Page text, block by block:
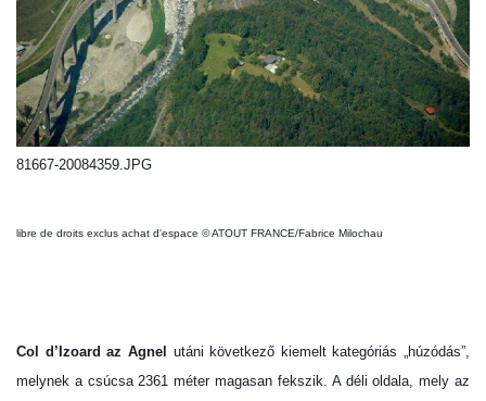
81667-20084359.JPG
libre de droits exclus achat d'espace © ATOUT FRANCE/Fabrice Milochau
Col d’Izoard az Agnel utáni következő kiemelt kategóriás „húzódás”,
melynek a csúcsa 2361 méter magasan fekszik. A déli oldala, mely az